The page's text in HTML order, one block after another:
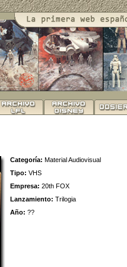
Categoría: Material Audiovisual
Tipo: VHS
Empresa: 20th FOX
Lanzamiento: Trilogia
Año: ??